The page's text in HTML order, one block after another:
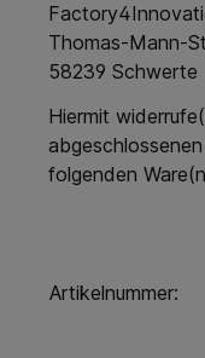
Thomas-Mann-
58239 Schwerte
Hiermit
folgenden
Artikelnummer: